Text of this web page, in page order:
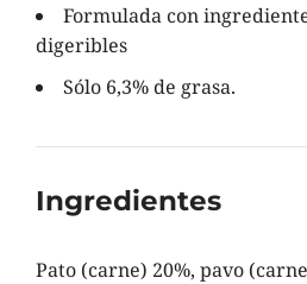
Formulada con
digeribles
Sólo 6,3% de grasa.
Ingredientes
Pato (carne) 20%, pavo